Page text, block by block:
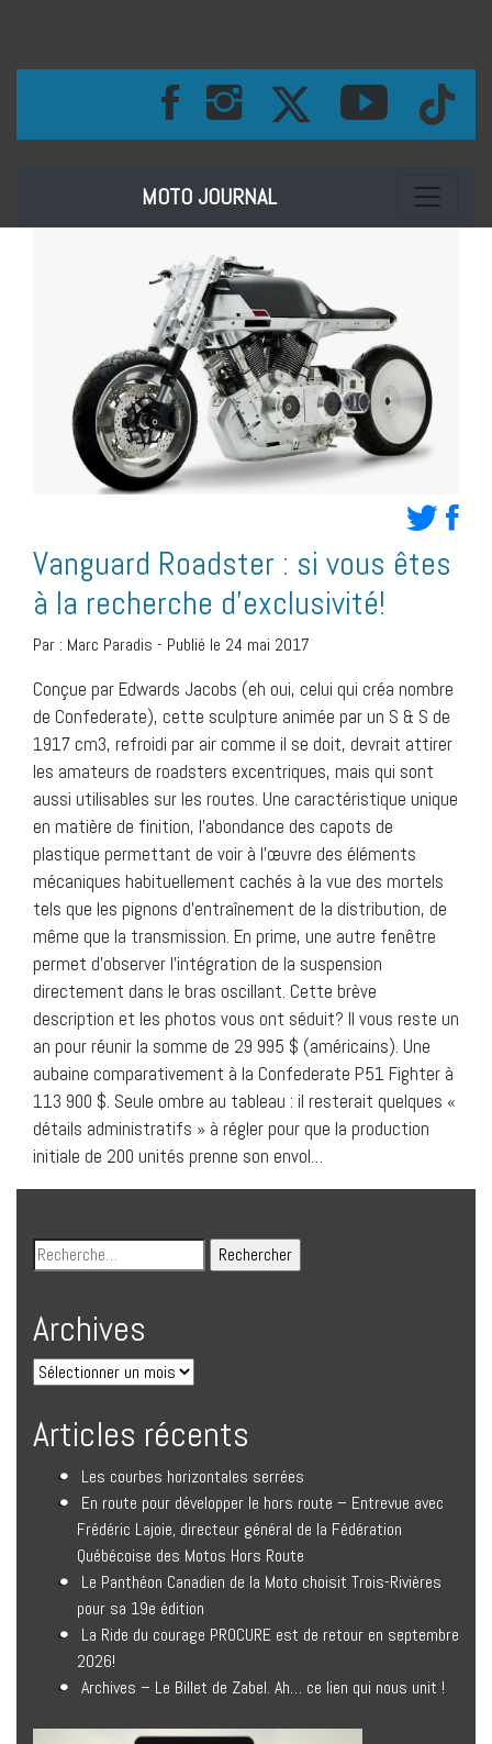
MOTO JOURNAL Toggle
Vanguard Roadster : si vous êtes
à la recherche d’exclusivité!
Par : Marc Paradis - Publié le 24 mai 2017
Conçue par Edwards Jacobs (eh oui, celui qui créa nombre
de Confederate), cette sculpture animée par un S & S de
1917 cm3, refroidi par air comme il se doit, devrait attirer
les amateurs de roadsters excentriques, mais qui sont
aussi utilisables sur les routes. Une caractéristique unique
en matière de finition, l’abondance des capots de
plastique permettant de voir à l’œuvre des éléments
mécaniques habituellement cachés à la vue des mortels
tels que les pignons d’entraînement de la distribution, de
même que la transmission. En prime, une autre fenêtre
permet d’observer l’intégration de la suspension
directement dans le bras oscillant. Cette brève
description et les photos vous ont séduit? Il vous reste un
an pour réunir la somme de 29 995 $ (américains). Une
aubaine comparativement à la Confederate P51 Fighter à
113 900 $. Seule ombre au tableau : il resterait quelques «
détails administratifs » à régler pour que la production
initiale de 200 unités prenne son envol…
Archives
Articles récents
Les courbes horizontales serrées
En route pour développer le hors route – Entrevue avec
Frédéric Lajoie, directeur général de la Fédération
Québécoise des Motos Hors Route
Le Panthéon Canadien de la Moto choisit Trois-Rivières
pour sa 19e édition
La Ride du courage PROCURE est de retour en septembre
2026!
Archives – Le Billet de Zabel. Ah… ce lien qui nous unit !